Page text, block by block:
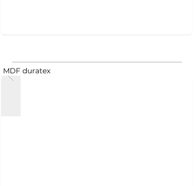
MDF duratex